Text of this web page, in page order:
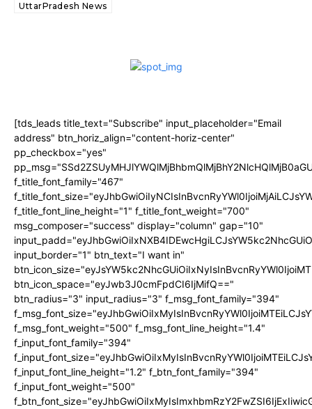
UttarPradesh News
[tds_leads title_text="Subscribe" input_placeholder="Email
address" btn_horiz_align="content-horiz-center"
pp_checkbox="yes"
f_title_font_family="467"
f_title_font_line_height="1" f_title_font_weight="700"
msg_composer="success" display="column" gap="10"
input_border="1" btn_text="I want in"
btn_icon_space="eyJwb3J0cmFpdCI6IjMifQ=="
btn_radius="3" input_radius="3" f_msg_font_family="394"
f_msg_font_weight="500" f_msg_font_line_height="1.4"
f_input_font_family="394"
f_input_font_line_height="1.2" f_btn_font_family="394"
f_input_font_weight="500"